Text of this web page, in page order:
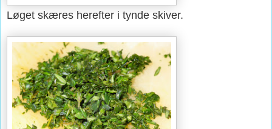
Løget skæres herefter i tynde skiver.